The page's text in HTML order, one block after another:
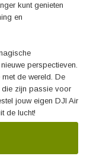
kunt genieten
en
perspectieven.
de wereld. De
die zijn passie voor
jouw eigen DJI Air
de lucht!